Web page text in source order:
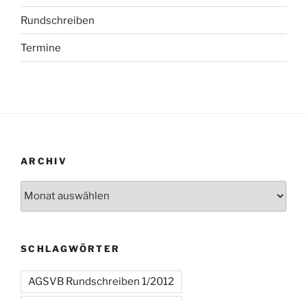
Rundschreiben
Termine
ARCHIV
SCHLAGWÖRTER
AGSVB Rundschreiben 1/2012